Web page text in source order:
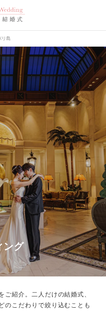
リ島
ング
ご紹介。 二人だけの結婚式、
のこだわりで絞り込むことも